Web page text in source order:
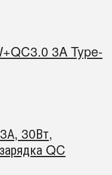
3A Type-
30Вт,
QC